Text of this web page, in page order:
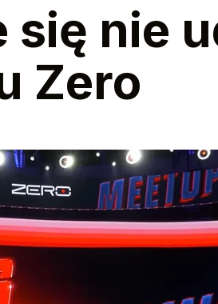
się nie
Zero